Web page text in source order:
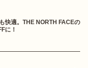
快適。THE NORTH FACEの
に！